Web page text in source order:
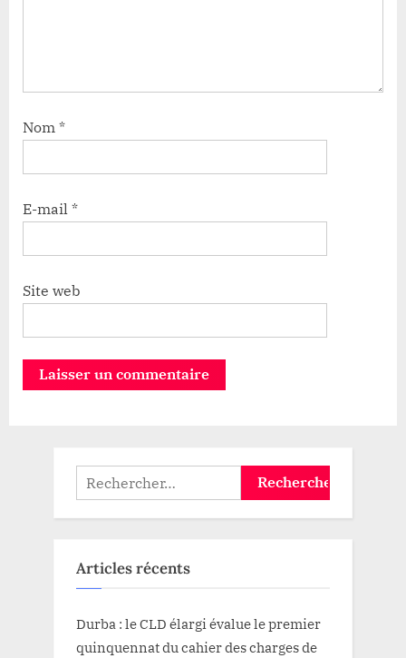
Nom *
E-mail *
Site web
Rechercher :
Articles récents
Durba : le CLD élargi évalue le premier
quinquennat du cahier des charges de